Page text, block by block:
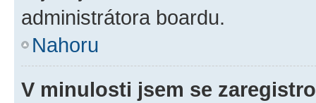
administrátora boardu.
Nahoru
V minulosti jsem se